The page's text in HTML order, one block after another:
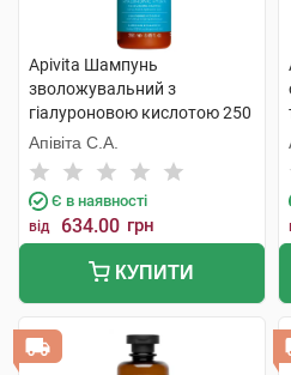
Apivita Шампунь
зволожувальний з
гіалуроновою кислотою 250
мл 1 флакон
Апівіта С.А.
Є в наявності
від 634.00 грн
КУПИТИ